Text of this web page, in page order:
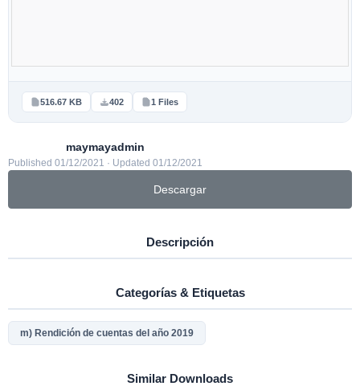
516.67 KB 402 1 Files
maymayadmin
Published 01/12/2021 · Updated 01/12/2021
Descargar
Descripción
Categorías & Etiquetas
m) Rendición de cuentas del año 2019
Similar Downloads